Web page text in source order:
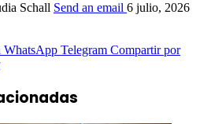
Schall Send an email 6 julio, 2026
WhatsApp Telegram Compartir por